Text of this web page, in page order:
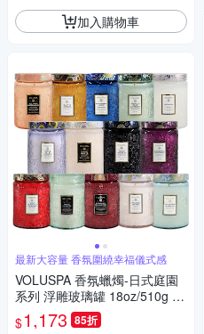
加入購物車
最新大容量 香氛圍繞幸福儀式感
VOLUSPA 香氛蠟燭-日式庭園
系列 浮雕玻璃罐 18oz/510g 多
款任選
$1,173 85折